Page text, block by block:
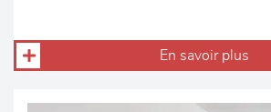
En savoir plus